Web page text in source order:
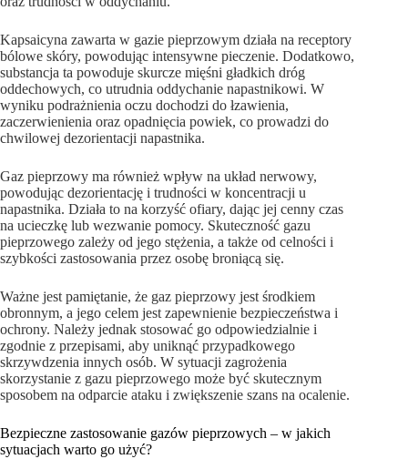
Kapsaicyna zawarta w gazie pieprzowym działa na receptory
bólowe skóry, powodując intensywne pieczenie. Dodatkowo,
substancja ta powoduje skurcze mięśni gładkich dróg
oddechowych, co utrudnia oddychanie napastnikowi. W
wyniku podrażnienia oczu dochodzi do łzawienia,
zaczerwienienia oraz opadnięcia powiek, co prowadzi do
chwilowej dezorientacji napastnika.
Gaz pieprzowy ma również wpływ na układ nerwowy,
powodując dezorientację i trudności w koncentracji u
napastnika. Działa to na korzyść ofiary, dając jej cenny czas
na ucieczkę lub wezwanie pomocy. Skuteczność gazu
pieprzowego zależy od jego stężenia, a także od celności i
szybkości zastosowania przez osobę broniącą się.
Ważne jest pamiętanie, że gaz pieprzowy jest środkiem
obronnym, a jego celem jest zapewnienie bezpieczeństwa i
ochrony. Należy jednak stosować go odpowiedzialnie i
zgodnie z przepisami, aby uniknąć przypadkowego
skrzywdzenia innych osób. W sytuacji zagrożenia
skorzystanie z gazu pieprzowego może być skutecznym
sposobem na odparcie ataku i zwiększenie szans na ocalenie.
Bezpieczne zastosowanie gazów pieprzowych – w jakich
sytuacjach warto go użyć?